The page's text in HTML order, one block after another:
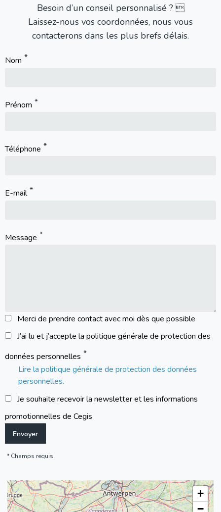
Champs requis
Besoin d’un conseil personnalisé ? 
Laissez-nous vos coordonnées, nous vous
contacterons dans les plus brefs délais.
Nom
Prénom
Téléphone
E-mail
Message
Merci de prendre contact avec moi dès que possible
J’ai lu et j’accepte la politique générale de protection des
données personnelles
Lire la politique générale de protection des données
personnelles.
Je souhaite recevoir la newsletter et les informations
promotionnelles de Cegis
+
−